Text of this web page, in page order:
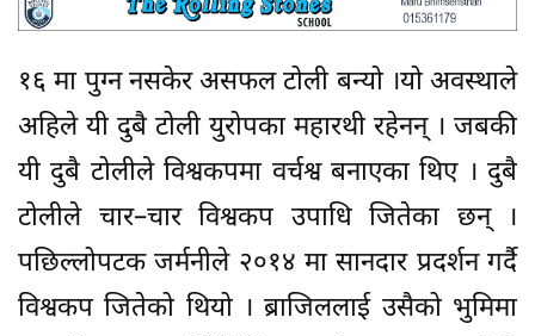
१६ मा पुग्न नसकेर असफल टोली बन्यो ।यो अवस्थाले
अहिले यी दुबै टोली युरोपका महारथी रहेनन् । जबकी
यी दुबै टोलीले विश्वकपमा वर्चश्व बनाएका थिए । दुबै
टोलीले चार–चार विश्वकप उपाधि जितेका छन् ।
पछिल्लोपटक जर्मनीले २०१४ मा सानदार प्रदर्शन गर्दै
विश्वकप जितेको थियो । ब्राजिललाई उसैको भुमिमा